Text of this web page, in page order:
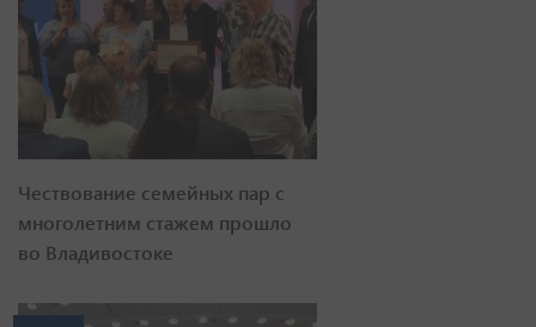
Чествование семейных пар с
многолетним стажем прошло
во Владивостоке